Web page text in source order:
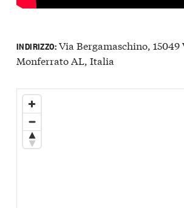
INDIRIZZO:Via Bergamaschino, 15049
Monferrato AL, Italia